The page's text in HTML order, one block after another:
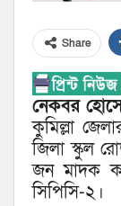
Share
নেকবর
কুমিল্লা
জিলা স্কুল
জন মাদক
সিপিসি-২।